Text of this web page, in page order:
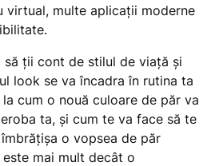
virtual, multe aplicații moderne
să ții cont de stilul de viață și
look se va încadra în rutina ta
cum o nouă culoare de păr va
ta, și cum te va face să te
o vopsea de păr
mai mult decât o